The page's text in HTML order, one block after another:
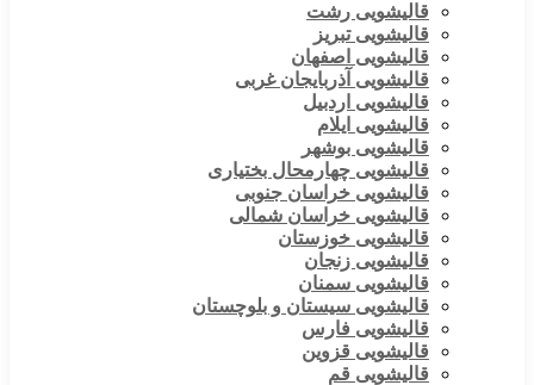
قالیشویی رشت
قالیشویی تبریز
قالیشویی اصفهان
قالیشویی آذربایجان غربی
قالیشویی اردبیل
قالیشویی ایلام
قالیشویی بوشهر
قالیشویی چهارمحال بختیاری
قالیشویی خراسان جنوبی
قالیشویی خراسان شمالی
قالیشویی خوزستان
قالیشویی زنجان
قالیشویی سمنان
قالیشویی سیستان و بلوچستان
قالیشویی فارس
قالیشویی قزوین
قالیشویی قم